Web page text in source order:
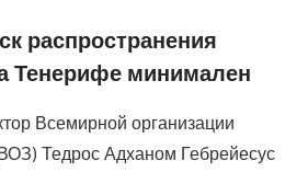
распространения
Тенерифе минимален
Всемирной организации
Тедрос Адханом Гебрейесус